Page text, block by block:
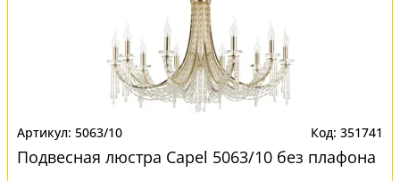
5063/10 351741
Подвесная люстра Capel 5063/10 без плафона